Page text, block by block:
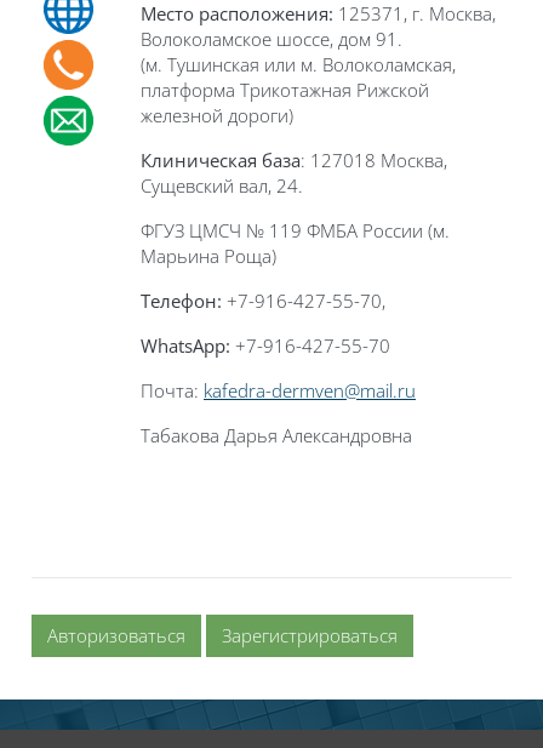
Место расположения: 125371, г. Москва,
Волоколамское шоссе, дом 91.
(м. Тушинская или м. Волоколамская,
платформа Трикотажная Рижской
железной дороги)
Клиническая база: 127018 Москва,
Сущевский вал, 24.
ФГУЗ ЦМСЧ № 119 ФМБА России (м.
Марьина Роща)
Телефон: +7-916-427-55-70,
WhatsApp: +7-916-427-55-70
Почта: kafedra-dermven@mail.ru
Табакова Дарья Александровна
Авторизоваться Зарегистрироваться